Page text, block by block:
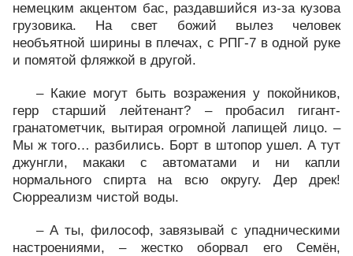
немецким акцентом бас, раздавшийся из-за кузова
грузовика. На свет божий вылез человек
необъятной ширины в плечах, с РПГ-7 в одной руке
и помятой фляжкой в другой.
– Какие могут быть возражения у покойников,
герр старший лейтенант? – пробасил гигант-
гранатометчик, вытирая огромной лапищей лицо. –
Мы ж того… разбились. Борт в штопор ушел. А тут
джунгли, макаки с автоматами и ни капли
нормального спирта на всю округу. Дер дрек!
Сюрреализм чистой воды.
– А ты, философ, завязывай с упадническими
настроениями, – жестко оборвал его Семён,